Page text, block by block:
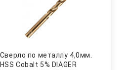
Сверло по металлу 4,0мм.
HSS Cobalt 5% DIAGER